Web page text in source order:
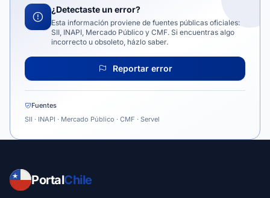
¿Detectaste un error?
Esta información proviene de fuentes públicas oficiales:
SII, INAPI, Mercado Público y CMF. Si encuentras algo
incorrecto u obsoleto, házlo saber.
Reportar error
Fuentes
SII · INAPI · Mercado Público · CMF · Servel
PortalChile